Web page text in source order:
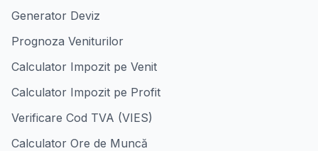
Generator Deviz
Prognoza Veniturilor
Calculator Impozit pe Venit
Calculator Impozit pe Profit
Verificare Cod TVA (VIES)
Calculator Ore de Muncă